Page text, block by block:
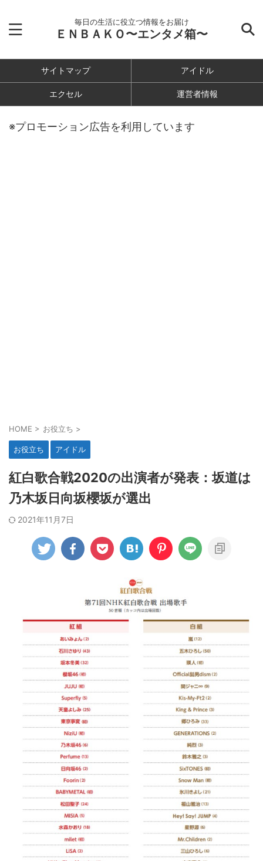
毎日の生活に役立つ情報をお届け
ＥＮＢＡＫＯ〜エンタメ箱〜
サイトマップ アイドル
エクセル 運営者情報
※プロモーション広告を利用しています
HOME > お役立ち >
お役立ち アイドル
紅白歌合戦2020の出演者が発表：坂道は
乃木坂日向坂櫻坂が選出
2021年11月7日